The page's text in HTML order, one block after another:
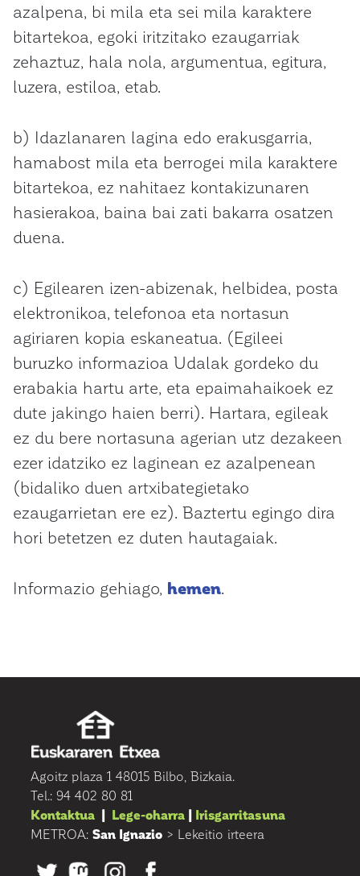
azalpena, bi mila eta sei mila karaktere
bitartekoa, egoki iritzitako ezaugarriak
zehaztuz, hala nola, argumentua, egitura,
luzera, estiloa, etab.
b) Idazlanaren lagina edo erakusgarria,
hamabost mila eta berrogei mila karaktere
bitartekoa, ez nahitaez kontakizunaren
hasierakoa, baina bai zati bakarra osatzen
duena.
c) Egilearen izen-abizenak, helbidea, posta
elektronikoa, telefonoa eta nortasun
agiriaren kopia eskaneatua. (Egileei
buruzko informazioa Udalak gordeko du
erabakia hartu arte, eta epaimahaikoek ez
dute jakingo haien berri). Hartara, egileak
ez du bere nortasuna agerian utz dezakeen
ezer idatziko ez laginean ez azalpenean
(bidaliko duen artxibategietako
ezaugarrietan ere ez). Baztertu egingo dira
hori betetzen ez duten hautagaiak.
Informazio gehiago, hemen.
Agoitz plaza 1 48015 Bilbo, Bizkaia.
Tel.: 94 402 80 81
Kontaktua | Lege-oharra | Irisgarritasuna
METROA: San Ignazio > Lekeitio irteera